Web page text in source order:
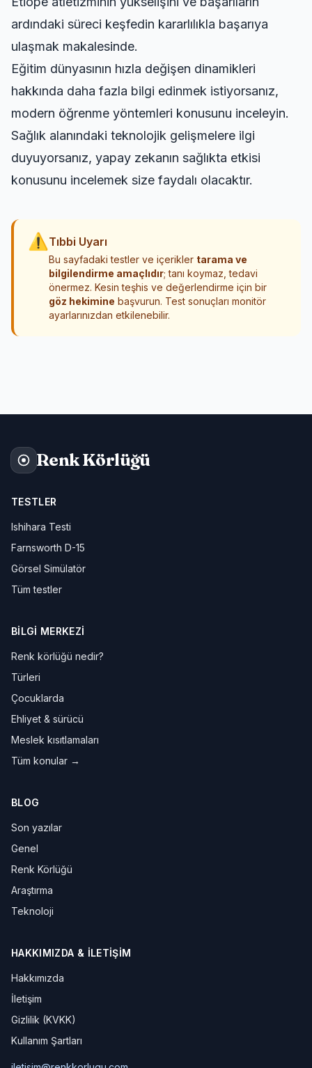
ardındaki süreci keşfedin kararlılıkla başarıya
ulaşmak makalesinde.
Eğitim dünyasının hızla değişen dinamikleri
hakkında daha fazla bilgi edinmek istiyorsanız,
modern öğrenme yöntemleri konusunu inceleyin.
Sağlık alanındaki teknolojik gelişmelere ilgi
duyuyorsanız, yapay zekanın sağlıkta etkisi
konusunu incelemek size faydalı olacaktır.
⚠ Tıbbi Uyarı
Bu sayfadaki testler ve içerikler tarama ve
bilgilendirme amaçlıdır; tanı koymaz, tedavi
önermez. Kesin teşhis ve değerlendirme için bir
göz hekimine başvurun. Test sonuçları monitör
ayarlarınızdan etkilenebilir.
Renk Körlüğü
TESTLER
Ishihara Testi
Farnsworth D-15
Görsel Simülatör
Tüm testler
BILGI MERKEZI
Renk körlüğü nedir?
Türleri
Çocuklarda
Ehliyet & sürücü
Meslek kısıtlamaları
Tüm konular →
BLOG
Son yazılar
Genel
Renk Körlüğü
Araştırma
Teknoloji
HAKKIMIZDA & İLETIŞIM
Hakkımızda
İletişim
Gizlilik (KVKK)
Kullanım Şartları